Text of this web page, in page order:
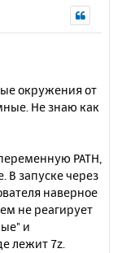
окружения от
Не знаю как
PATH,
В запуске через
наверное
не реагирует
и
лежит 7z.